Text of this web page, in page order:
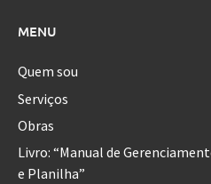
MENU
Quem sou
Serviços
Obras
Livro: “Manual de
e Planilha”